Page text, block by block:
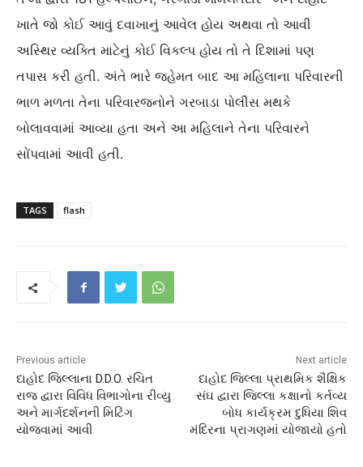
ખાતે જો કોઈ આવું દવાખાનું આવેલ હોય અથવા તો આવી
અસ્થિર વ્યક્તિ માટેનું કોઈ વિકલ્પ હોય તો તે દિશામાં પણ
તપાસ કરી હતી. અંતે ભારે જહેમત બાદ આ મહિલાના પરિવારની
ભાળ મળતા તેના પરિવારજનોને ગરબાડા પોલીસ મથકે
બોલાવવામાં આવ્યા હતા અને આ મહિલાને તેના પરિવારને
સોંપવામાં આવી હતી.
TAGS flash
Previous article
દાહોદ જિલ્લાના D.D.O. રચિત
રાજ દ્વારા વિવિધ વિભાગોના રીવ્યુ
અને માર્ગદર્શનની મિટિંગ
યોજવામાં આવી
Next article
દાહોદ જિલ્લા પ્રાથમિક શૈક્ષિક
સંઘ દ્વારા જિલ્લા કક્ષાનો કર્તવ્ય
બોધ કાર્યક્રમ દુધિયા શિવ
મંદિરના પ્રાગણમાં યોજાયો હતો